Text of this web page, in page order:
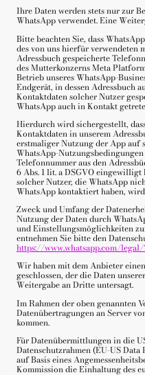
Ihre Daten werden stets nur zur
WhatsApp verwendet. Eine
Bitte beachten Sie, dass
des von uns hierfür verwendeten
Adressbuch gespeicherte
des Mutterkonzerns Meta
Betrieb unseres WhatsApp-
Endgerät, in dessen Adressbuch
Kontaktdaten solcher Nutzer
WhatsApp auch in Kontakt
Hierdurch wird sichergestellt,
Kontaktdaten in unserem
erstmaliger Nutzung der App auf
WhatsApp-
Telefonnummer aus den
6 Abs. 1 lit. a DSGVO
solcher Nutzer, die WhatsApp
WhatsApp kontaktiert haben,
Zweck und Umfang der
Nutzung der Daten durch
und Einstellungsmöglichkeiten
entnehmen Sie bitte den
https://www.whatsapp.com/legal/
Wir haben mit dem Anbieter
geschlossen, der die Daten
Weitergabe an Dritte untersagt.
Im Rahmen der oben genannten
Datenübertragungen an Server
kommen.
Für Datenübermittlungen in die
Datenschutzrahmen (EU-US
auf Basis eines
Kommission die Einhaltung des